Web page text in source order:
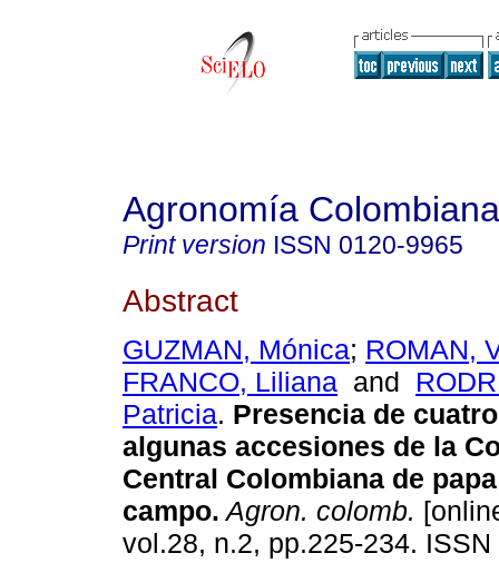
Agronomía Colombiana
Print version ISSN 0120-9965
Abstract
GUZMAN, Mónica; ROMAN,
FRANCO, Liliana and
Patricia. Presencia de
algunas accesiones de la
Central Colombiana de
campo. Agron. colomb.
vol.28, n.2, pp.225-234.